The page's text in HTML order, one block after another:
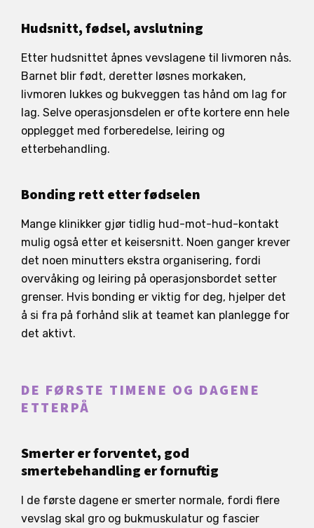
Hudsnitt, fødsel, avslutning
Etter hudsnittet åpnes vevslagene til livmoren nås.
Barnet blir født, deretter løsnes morkaken,
livmoren lukkes og bukveggen tas hånd om lag for
lag. Selve operasjonsdelen er ofte kortere enn hele
opplegget med forberedelse, leiring og
etterbehandling.
Bonding rett etter fødselen
Mange klinikker gjør tidlig hud-mot-hud-kontakt
mulig også etter et keisersnitt. Noen ganger krever
det noen minutters ekstra organisering, fordi
overvåking og leiring på operasjonsbordet setter
grenser. Hvis bonding er viktig for deg, hjelper det
å si fra på forhånd slik at teamet kan planlegge for
det aktivt.
DE FØRSTE TIMENE OG DAGENE
ETTERPÅ
Smerter er forventet, god
smertebehandling er fornuftig
I de første dagene er smerter normale, fordi flere
vevslag skal gro og bukmuskulatur og fascier